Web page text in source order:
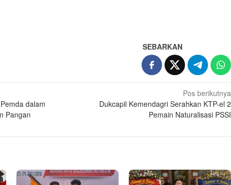
SEBARKAN
dalam
Pangan
Pos berikutnya
Dukcapil Kemendagri Serahkan KTP-el 2
Pemain Naturalisasi PSSI